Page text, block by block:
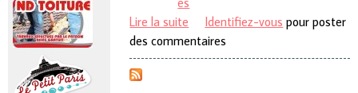
Lire la suite de Reunion d'information
Identifiez-vous pour poster
des commentaires